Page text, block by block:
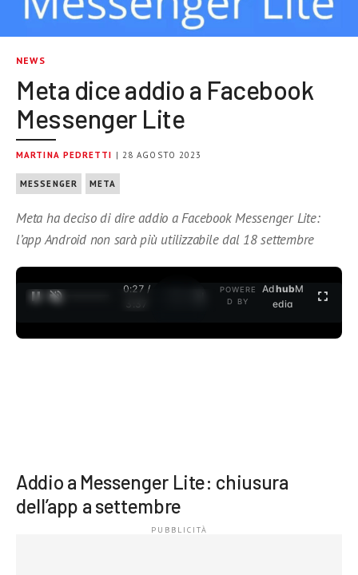
NEWS
Meta dice addio a Facebook
Messenger Lite
MARTINA PEDRETTI | 28 AGOSTO 2023
MESSENGER META
Meta ha deciso di dire addio a Facebook Messenger Lite:
l’app Android non sarà più utilizzabile dal 18 settembre
0:27 /
3:37
POWERE
D BY
AdhubM
edia
Addio a Messenger Lite: chiusura
dell’app a settembre